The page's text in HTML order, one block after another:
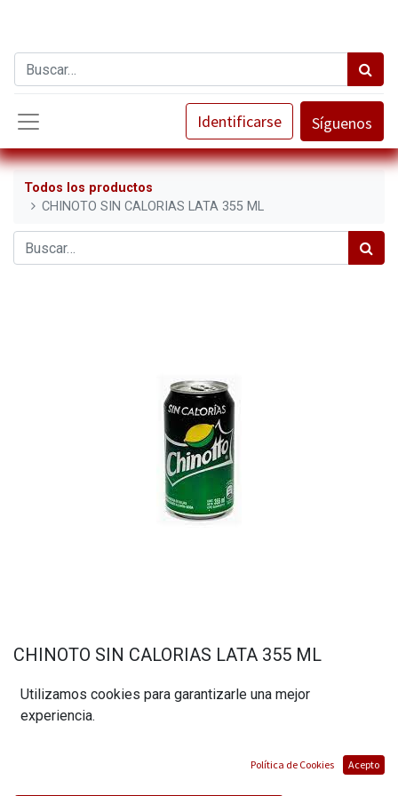
Identificarse Síguenos
Todos los productos
CHINOTO SIN CALORIAS LATA 355 ML
CHINOTO SIN CALORIAS LATA 355 ML
$1,68
Utilizamos cookies para garantizarle una mejor
experiencia.
Política de Cookies Acepto